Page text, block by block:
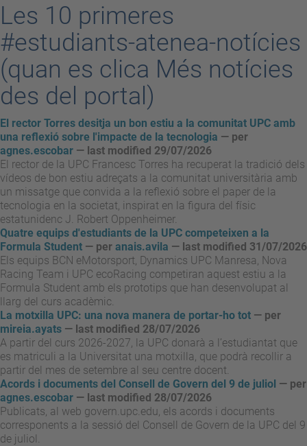
Les 10 primeres
#estudiants-atenea-notícies
(quan es clica Més notícies
des del portal)
El rector Torres desitja un bon estiu a la comunitat UPC amb
una reflexió sobre l'impacte de la tecnologia — per
agnes.escobar — last modified 29/07/2026
El rector de la UPC Francesc Torres ha recuperat la tradició dels
vídeos de bon estiu adreçats a la comunitat universitària amb
un missatge que convida a la reflexió sobre el paper de la
tecnologia en la societat, inspirat en la figura del físic
estatunidenc J. Robert Oppenheimer.
Quatre equips d'estudiants de la UPC competeixen a la
Formula Student — per anais.avila — last modified 31/07/2026
Els equips BCN eMotorsport, Dynamics UPC Manresa, Nova
Racing Team i UPC ecoRacing competiran aquest estiu a la
Formula Student amb els prototips que han desenvolupat al
llarg del curs acadèmic.
La motxilla UPC: una nova manera de portar-ho tot — per
mireia.ayats — last modified 28/07/2026
A partir del curs 2026-2027, la UPC donarà a l’estudiantat que
es matriculi a la Universitat una motxilla, que podrà recollir a
partir del mes de setembre al seu centre docent.
Acords i documents del Consell de Govern del 9 de juliol — per
agnes.escobar — last modified 28/07/2026
Publicats, al web govern.upc.edu, els acords i documents
corresponents a la sessió del Consell de Govern de la UPC del 9
de juliol.